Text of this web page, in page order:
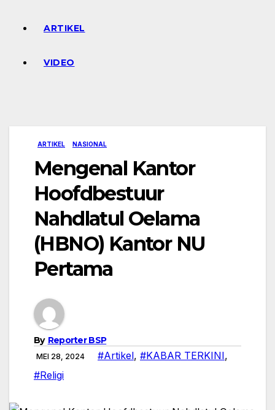
ARTIKEL
VIDEO
ARTIKEL NASIONAL
Mengenal Kantor
Hoofdbestuur
Nahdlatul Oelama
(HBNO) Kantor NU
Pertama
By Reporter BSP
MEI 28, 2024 #Artikel, #KABAR TERKINI,
#Religi